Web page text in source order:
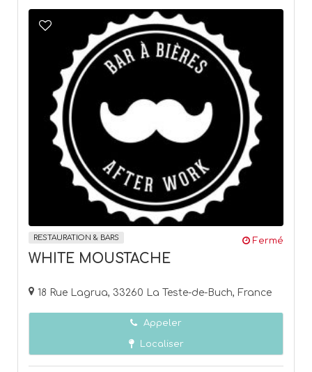
RESTAURATION & BARS Fermé
WHITE MOUSTACHE
18 Rue Lagrua, 33260 La Teste-de-Buch, France
Appeler
Localiser